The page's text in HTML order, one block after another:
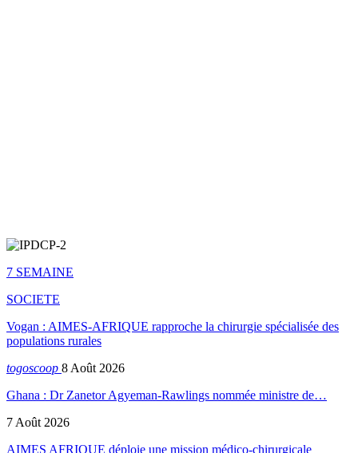
7 SEMAINE
SOCIETE
Vogan : AIMES-AFRIQUE rapproche la chirurgie spécialisée des
populations rurales
togoscoop 8 Août 2026
Ghana : Dr Zanetor Agyeman-Rawlings nommée ministre de…
7 Août 2026
AIMES AFRIQUE déploie une mission médico-chirurgicale